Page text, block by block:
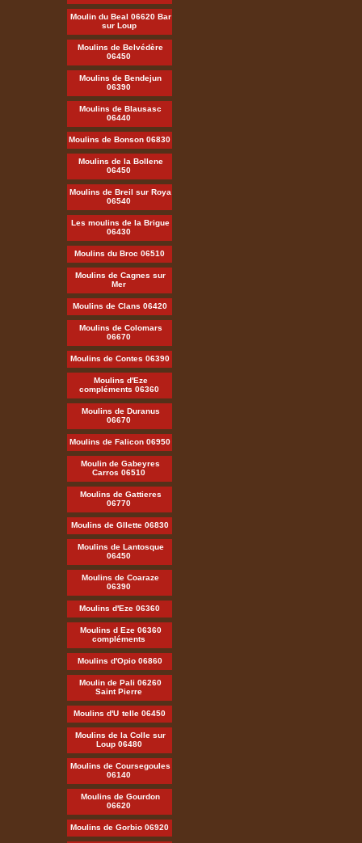
Moulin du Beal 06620 Bar
sur Loup
Moulins de Belvédère
06450
Moulins de Bendejun
06390
Moulins de Blausasc
06440
Moulins de Bonson 06830
Moulins de la Bollene
06450
Moulins de Breil sur Roya
06540
Les moulins de la Brigue
06430
Moulins du Broc 06510
Moulins de Cagnes sur
Mer
Moulins de Clans 06420
Moulins de Colomars
06670
Moulins de Contes 06390
Moulins d'Eze
compléments 06360
Moulins de Duranus
06670
Moulins de Falicon 06950
Moulin de Gabeyres
Carros 06510
Moulins de Gattieres
06770
Moulins de Gllette 06830
Moulins de Lantosque
06450
Moulins de Coaraze
06390
Moulins d'Eze 06360
Moulins d Eze 06360
compléments
Moulins d'Opio 06860
Moulin de Pali 06260
Saint Pierre
Moulins d'U telle 06450
Moulins de la Colle sur
Loup 06480
Moulins de Coursegoules
06140
Moulins de Gourdon
06620
Moulins de Gorbio 06920